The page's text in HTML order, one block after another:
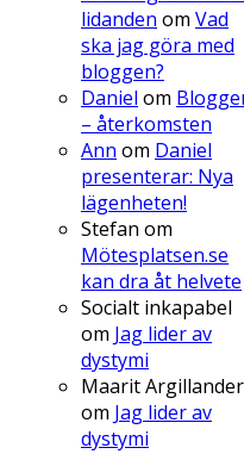
lidanden om Vad
ska jag göra med
bloggen?
Daniel om
– återkomsten
Ann om Daniel
presenterar: Nya
lägenheten!
Stefan om
Mötesplatsen.se
kan dra åt helvete
Socialt inkapabel
om Jag lider av
dystymi
Maarit Argillander
om Jag lider av
dystymi